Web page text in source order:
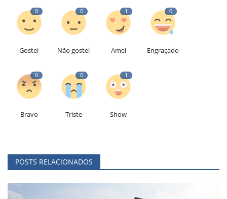
0
Gostei
0
Não gostei
1
Amei
0
Engraçado
0
Bravo
0
Triste
1
Show
POSTS RELACIONADOS